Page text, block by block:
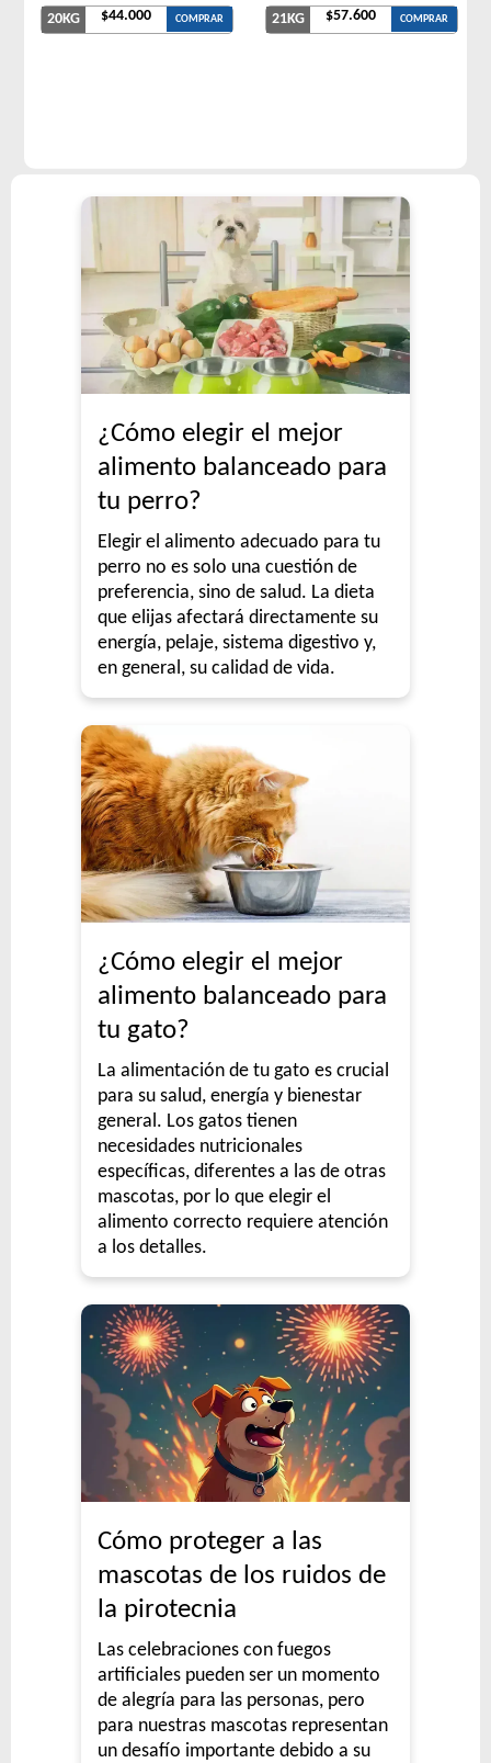
20KG $44.000 COMPRAR 21KG $57.600 COMPRAR
¿Cómo elegir el mejor
alimento balanceado para
tu perro?
Elegir el alimento adecuado para tu
perro no es solo una cuestión de
preferencia, sino de salud. La dieta
que elijas afectará directamente su
energía, pelaje, sistema digestivo y,
en general, su calidad de vida.
¿Cómo elegir el mejor
alimento balanceado para
tu gato?
La alimentación de tu gato es crucial
para su salud, energía y bienestar
general. Los gatos tienen
necesidades nutricionales
específicas, diferentes a las de otras
mascotas, por lo que elegir el
alimento correcto requiere atención
a los detalles.
Cómo proteger a las
mascotas de los ruidos de
la pirotecnia
Las celebraciones con fuegos
artificiales pueden ser un momento
de alegría para las personas, pero
para nuestras mascotas representan
un desafío importante debido a su